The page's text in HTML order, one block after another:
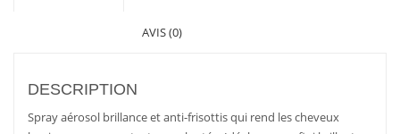
AVIS (0)
DESCRIPTION
Spray aérosol brillance et anti-frisottis qui rend les cheveux